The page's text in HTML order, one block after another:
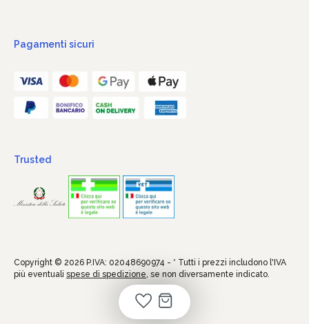
Pagamenti sicuri
Trusted
Copyright © 2026 P.IVA: 02048690974 - * Tutti i prezzi includono l'IVA
più eventuali spese di spedizione, se non diversamente indicato.